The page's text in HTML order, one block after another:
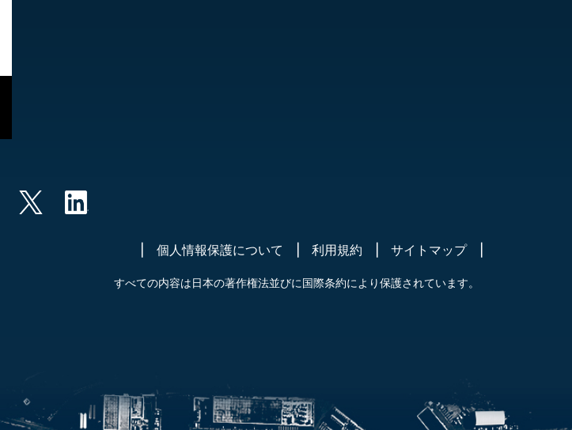
個人情報保護について 利用規約 サイトマップ
すべての内容は日本の著作権法並びに国際条約により保護されています。